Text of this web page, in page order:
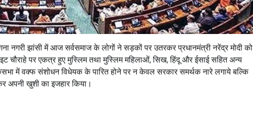
नगरी झांसी में आज सर्वसमाज के लोगों ने सड़कों पर उतरकर प्रधानमंत्री नरेंद्र मोदी को
चौराहे पर एकत्र हुए मुस्लिम तथा मुस्लिम महिलाओं, सिख, हिंदू और ईसाई सहित अन्य
में वक्फ संशोधन विधेयक के पारित होने पर न केवल सरकार समर्थक नारे लगाये बल्कि
अपनी खुशी का इजहार किया।